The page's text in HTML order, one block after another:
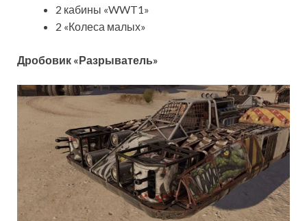
2 кабины «WWT1»
2 «Колеса малых»
Дробовик «Разрыватель»